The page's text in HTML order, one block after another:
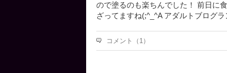
ので塗るのも楽ちんでした！ 前日に
ざってますね(;^_^A アダルトブログ
コメント（1）